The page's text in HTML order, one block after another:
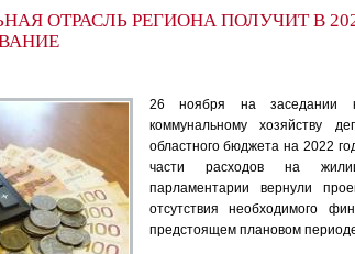
ОТРАСЛЬ РЕГИОНА ПОЛУЧИТ В
26 ноября на заседании
коммунальному хозяйству
областного бюджета на 2022
части расходов на
парламентарии вернули
отсутствия необходимого
предстоящем плановом